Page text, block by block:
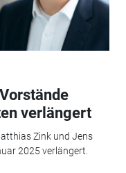
verlängert
Zink und Jens
2025 verlängert.